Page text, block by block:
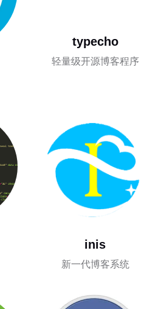
typecho
轻量级开源博客程序
inis
新一代博客系统